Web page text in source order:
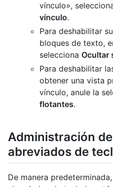
vínculo»,
vínculo.
Para deshabilitar
bloques de texto,
selecciona Ocultar
Para deshabilitar
obtener una vista
vínculo, anule la
flotantes.
Administración
abreviados de
De manera